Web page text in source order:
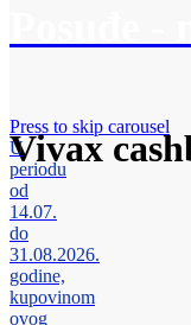
Vivax
Press to skip carousel
U
periodu
od
14.07.
do
31.08.2026.
godine,
kupovinom
ovog